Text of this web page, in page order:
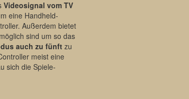
Videosignal vom TV
eine Handheld-
Außerdem bietet
sind um so das
auch zu fünftzu
meist eine
sich die Spiele-